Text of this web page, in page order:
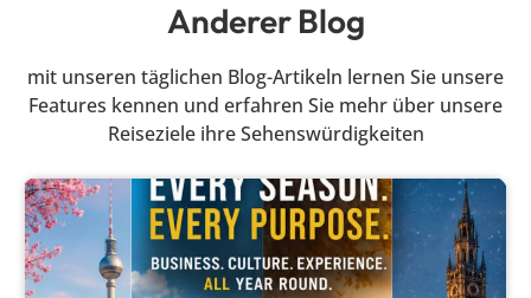
Anderer Blog
mit unseren täglichen Blog-Artikeln lernen Sie unsere
Features kennen und erfahren Sie mehr über unsere
Reiseziele ihre Sehenswürdigkeiten